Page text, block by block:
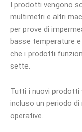
I prodotti vengono
multimetri e altri
per prove di
basse temperature
che i prodotti
sette.
Tutti i nuovi
incluso un periodo
operative.